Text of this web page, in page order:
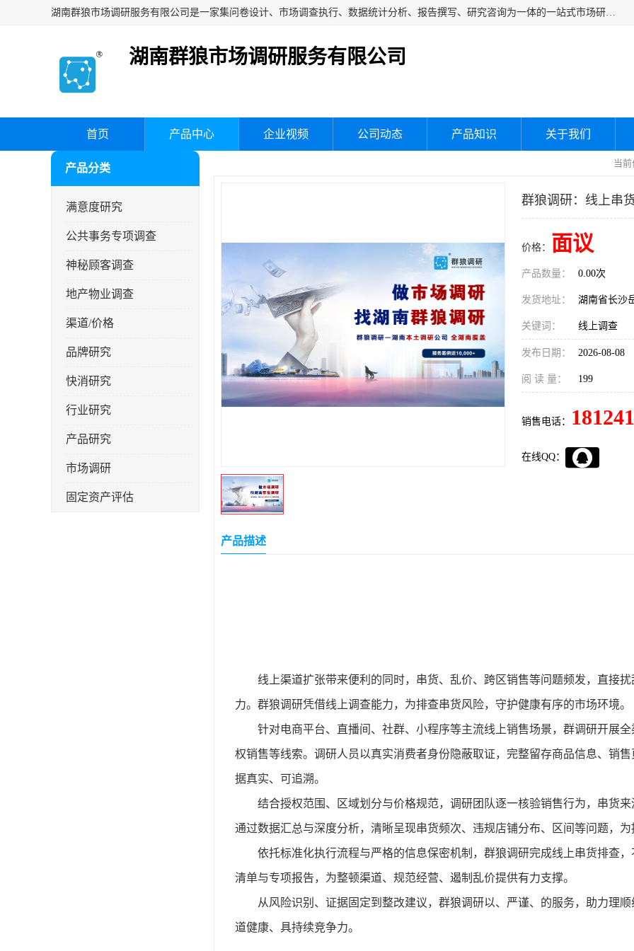
湖南群狼市场调研服务有限公司是一家集问卷设计、市场调查执行、数据统计分析、报告撰写、研究咨询为一体的一站式市场研究服务机构，主要服务：市场调研、三方评估、满意度研究、快消研究、地产物业调查、品牌研究、神秘顾客调查、行业研究、产品研究、公共事务专项调查等。
湖南群狼市场调研服务有限公司
首页 产品中心 企业视频 公司动态 产品知识 关于我们
当前
产品分类
满意度研究
公共事务专项调查
神秘顾客调查
地产物业调查
渠道/价格
品牌研究
快消研究
行业研究
产品研究
市场调研
固定资产评估
群狼调研：线上串
价格： 面议
产品数量： 0.00次
发货地址： 湖南省长沙
关键词： 线上调查
发布日期： 2026-08-08
阅 读 量： 199
销售电话：
在线QQ：
产品描述
线上渠道扩张带来便利的同时，串货、乱价、跨区销售等问题频发，直接
力。群狼调研凭借线上调查能力，为排查串货风险，守护健康有序的市场环境。
针对电商平台、直播间、社群、小程序等主流线上销售场景，群调研开展
权销售等线索。调研人员以真实消费者身份隐蔽取证，完整留存商品信息、销
据真实、可追溯。
结合授权范围、区域划分与价格规范，调研团队逐一核验销售行为，串货
通过数据汇总与深度分析，清晰呈现串货频次、违规店铺分布、区间等问题，为
依托标准化执行流程与严格的信息保密机制，群狼调研完成线上串货排查
清单与专项报告，为整顿渠道、规范经营、遏制乱价提供有力支撑。
从风险识别、证据固定到整改建议，群狼调研以、严谨、的服务，助力理
道健康、具持续竞争力。